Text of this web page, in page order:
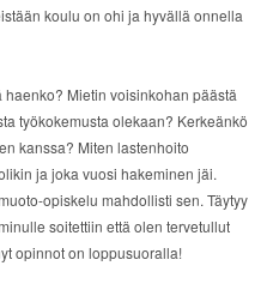
koulu on ohi ja hyvällä onnella
Mietin voisinkohan päästä
työkokemusta olekaan? Kerkeänkö
kanssa? Miten lastenhoito
ja joka vuosi hakeminen jäi.
opiskelu mahdollisti sen. Täytyy
soitettiin että olen tervetullut
opinnot on loppusuoralla!